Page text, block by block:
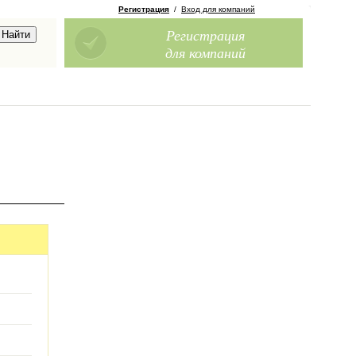
Регистрация / Вход для компаний
Регистрация
для компаний